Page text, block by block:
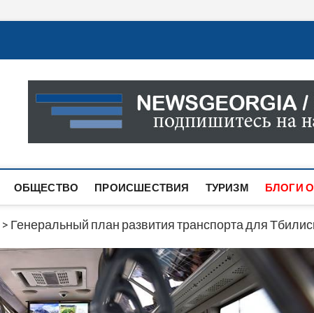
Новости Грузии
САМАЯ АКТУАЛЬНАЯ ИНФОРМАЦИЯ О СОБЫТИЯХ
САЙТЕ ВЫ НАЙДЕТЕ НОВОСТИ ПОЛИТИКИ,
ОБЩЕСТВО ПРОИСШЕСТВИЯ ТУРИЗМ БЛОГИ
> Генеральный план развития транспорта для